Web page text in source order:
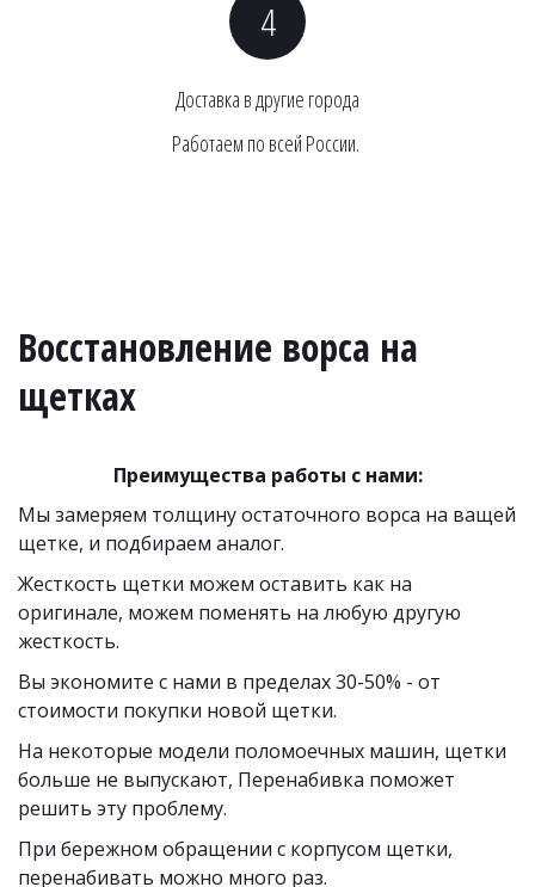
Доставка в другие города
Работаем по всей России.
Восстановление ворса на
щетках
Преимущества работы с нами:
Мы замеряем толщину остаточного ворса на ващей
щетке, и подбираем аналог.
Жесткость щетки можем оставить как на
оригинале, можем поменять на любую другую
жесткость.
Вы экономите с нами в пределах 30-50% - от
стоимости покупки новой щетки.
На некоторые модели поломоечных машин, щетки
больше не выпускают, Перенабивка поможет
решить эту проблему.
При бережном обращении с корпусом щетки,
перенабивать можно много раз.